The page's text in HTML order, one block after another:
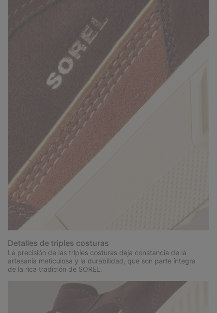
Detalles de triples costuras
La precisión de las triples costuras deja constancia de la
artesanía meticulosa y la durabilidad, que son parte íntegra
de la rica tradición de SOREL.